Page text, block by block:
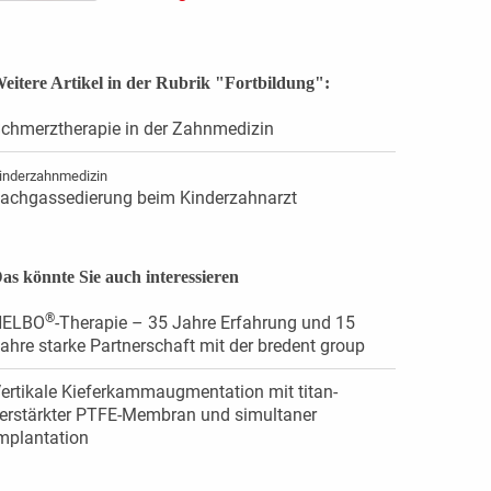
Artikel in der Rubrik "Fortbildung":
in der Zahnmedizin
beim Kinderzahnarzt
könnte Sie auch interessieren
®-Therapie – 35 Jahre Erfahrung und 15
starke Partnerschaft mit der bredent group
Kieferkammaugmentation mit titan­
PTFE-Membran und simultaner